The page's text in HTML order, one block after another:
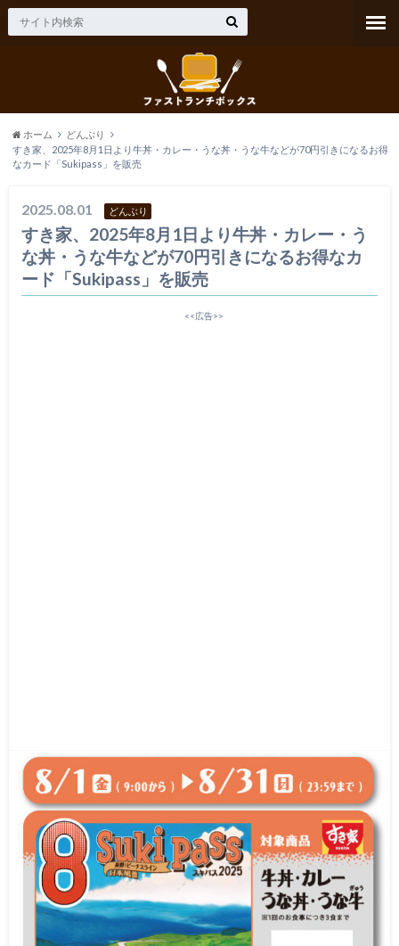
ホーム
どんぶり
すき家、2025年8月1日より牛丼・カレー・うな丼・うな牛などが70円引きになるお得
なカード「Sukipass」を販売
2025.08.01 どんぶり
すき家、2025年8月1日より牛丼・カレー・う
な丼・うな牛などが70円引きになるお得なカ
ード「Sukipass」を販売
<<広告>>